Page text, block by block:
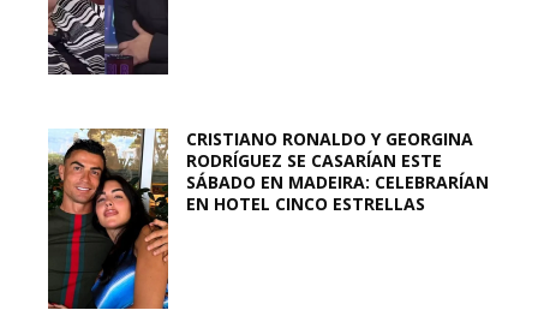
CRISTIANO RONALDO Y GEORGINA
RODRÍGUEZ SE CASARÍAN ESTE
SÁBADO EN MADEIRA: CELEBRARÍAN
EN HOTEL CINCO ESTRELLAS